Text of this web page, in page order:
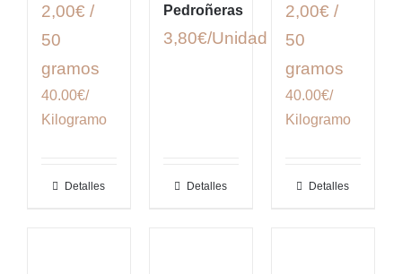
2,00€ /
50
gramos
40.00€/
Kilogramo
Detalles
Pedroñeras
3,80€
Detalles
2,00€ /
50
gramos
40.00€/
Kilogramo
Detalles